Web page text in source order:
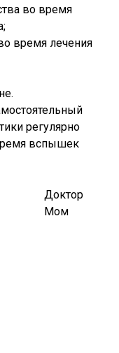
во время
время лечения
регулярно
вспышек
Доктор
Мом